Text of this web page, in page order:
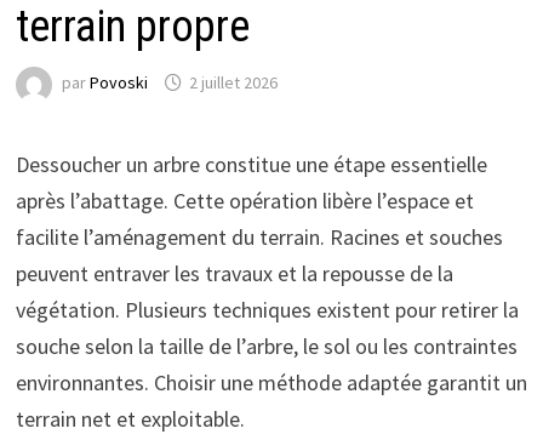
terrain propre
parPovoski 2 juillet 2026
Dessoucher un arbre constitue une étape essentielle
après l’abattage. Cette opération libère l’espace et
facilite l’aménagement du terrain. Racines et souches
peuvent entraver les travaux et la repousse de la
végétation. Plusieurs techniques existent pour retirer la
souche selon la taille de l’arbre, le sol ou les contraintes
environnantes. Choisir une méthode adaptée garantit un
terrain net et exploitable.